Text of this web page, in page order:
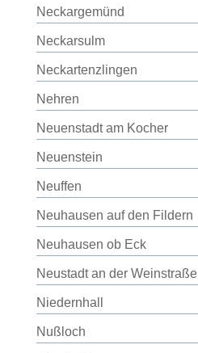
Neckargemünd
Neckarsulm
Neckartenzlingen
Nehren
Neuenstadt am Kocher
Neuenstein
Neuffen
Neuhausen auf den Fildern
Neuhausen ob Eck
Neustadt an der Weinstraße
Niedernhall
Nußloch